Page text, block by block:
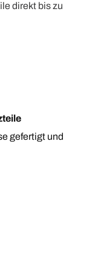
direkt bis zu
gefertigt und